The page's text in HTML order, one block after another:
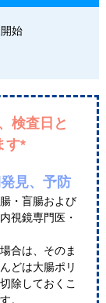
始
検査日と
す*
見、予防
・盲腸および
視鏡専門医・
合は、そのま
どは大腸ポリ
除しておくこ
。